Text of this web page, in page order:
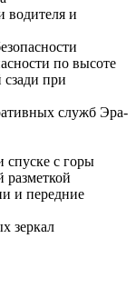
водителя и
по высоте
при
служб Эра-
спуске с горы
разметкой
и передние
зеркал